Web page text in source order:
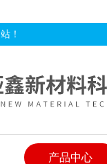
！
产品中心